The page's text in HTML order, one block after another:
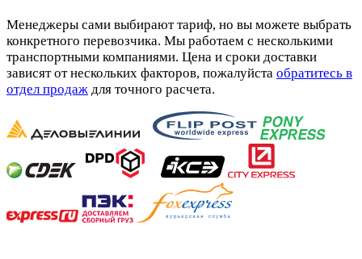
Менеджеры сами выбирают тариф, но вы можете выбрать
конкретного перевозчика. Мы работаем с несколькими
транспортными компаниями. Цена и сроки доставки
зависят от нескольких факторов, пожалуйста обратитесь в
отдел продаж для точного расчета.